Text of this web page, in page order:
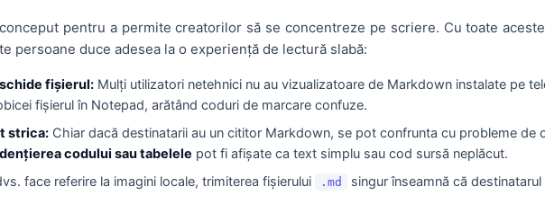
pentru a permite creatorilor să se concentreze pe scriere. Cu toate
persoane duce adesea la o experiență de lectură slabă:
fișierul: Mulți utilizatori netehnici nu au vizualizatoare de Markdown instalate pe
fișierul în Notepad, arătând coduri de marcare confuze.
strica: Chiar dacă destinatarii au un cititor Markdown, se pot confrunta cu probleme de
codului sau tabelele pot fi afișate ca text simplu sau cod sursă neplăcut.
face referire la imagini locale, trimiterea fișierului .md
singur înseamnă că